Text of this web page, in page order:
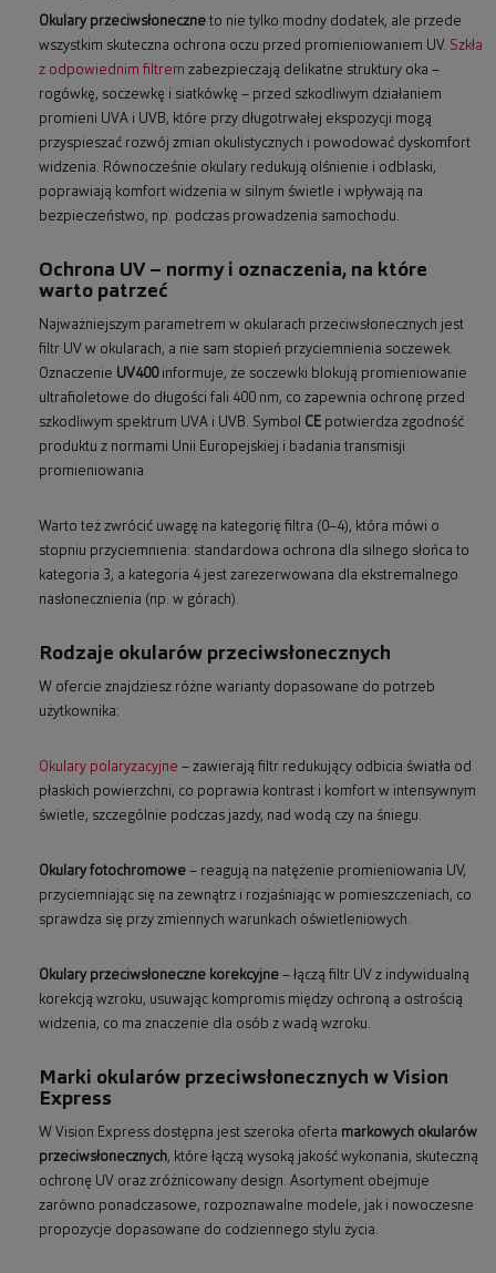
Okulary przeciwsłoneczne to nie tylko modny dodatek, ale przede
wszystkim skuteczna ochrona oczu przed promieniowaniem UV. Szkła
z odpowiednim filtrem zabezpieczają delikatne struktury oka –
rogówkę, soczewkę i siatkówkę – przed szkodliwym działaniem
promieni UVA i UVB, które przy długotrwałej ekspozycji mogą
przyspieszać rozwój zmian okulistycznych i powodować dyskomfort
widzenia. Równocześnie okulary redukują olśnienie i odblaski,
poprawiają komfort widzenia w silnym świetle i wpływają na
bezpieczeństwo, np. podczas prowadzenia samochodu.
Ochrona UV – normy i oznaczenia, na które
warto patrzeć
Najważniejszym parametrem w okularach przeciwsłonecznych jest
filtr UV w okularach, a nie sam stopień przyciemnienia soczewek.
Oznaczenie UV400informuje, że soczewki blokują promieniowanie
ultrafioletowe do długości fali 400 nm, co zapewnia ochronę przed
szkodliwym spektrum UVA i UVB. Symbol CE potwierdza zgodność
produktu z normami Unii Europejskiej i badania transmisji
promieniowania
Warto też zwrócić uwagę na kategorię filtra (0–4), która mówi o
stopniu przyciemnienia: standardowa ochrona dla silnego słońca to
kategoria 3, a kategoria 4 jest zarezerwowana dla ekstremalnego
nasłonecznienia (np. w górach).
Rodzaje okularów przeciwsłonecznych
W ofercie znajdziesz różne warianty dopasowane do potrzeb
użytkownika:
Okulary polaryzacyjne – zawierają filtr redukujący odbicia światła od
płaskich powierzchni, co poprawia kontrast i komfort w intensywnym
świetle, szczególnie podczas jazdy, nad wodą czy na śniegu.
Okulary fotochromowe – reagują na natężenie promieniowania UV,
przyciemniając się na zewnątrz i rozjaśniając w pomieszczeniach, co
sprawdza się przy zmiennych warunkach oświetleniowych.
Okulary przeciwsłoneczne korekcyjne – łączą filtr UV z indywidualną
korekcją wzroku, usuwając kompromis między ochroną a ostrością
widzenia, co ma znaczenie dla osób z wadą wzroku.
Marki okularów przeciwsłonecznych w Vision
Express
W Vision Express dostępna jest szeroka oferta markowych okularów
przeciwsłonecznych, które łączą wysoką jakość wykonania, skuteczną
ochronę UV oraz zróżnicowany design. Asortyment obejmuje
zarówno ponadczasowe, rozpoznawalne modele, jak i nowoczesne
propozycje dopasowane do codziennego stylu życia.